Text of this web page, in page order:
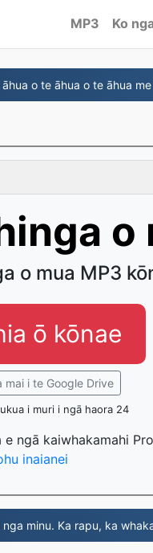
MP3 Ko
o te āhua o te āhua
o
o mua MP3
ō kōnae
mai i te Google Drive
i muri i ngā haora 24
ngā kaiwhakamahi
inaianei
minu. Ka rapu, ka